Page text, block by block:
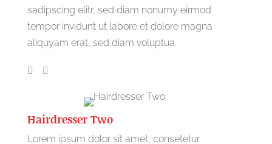
sadipscing elitr, sed diam nonumy eirmod
tempor invidunt ut labore et dolore magna
aliquyam erat, sed diam voluptua.
Hairdresser Two
Lorem ipsum dolor sit amet, consetetur